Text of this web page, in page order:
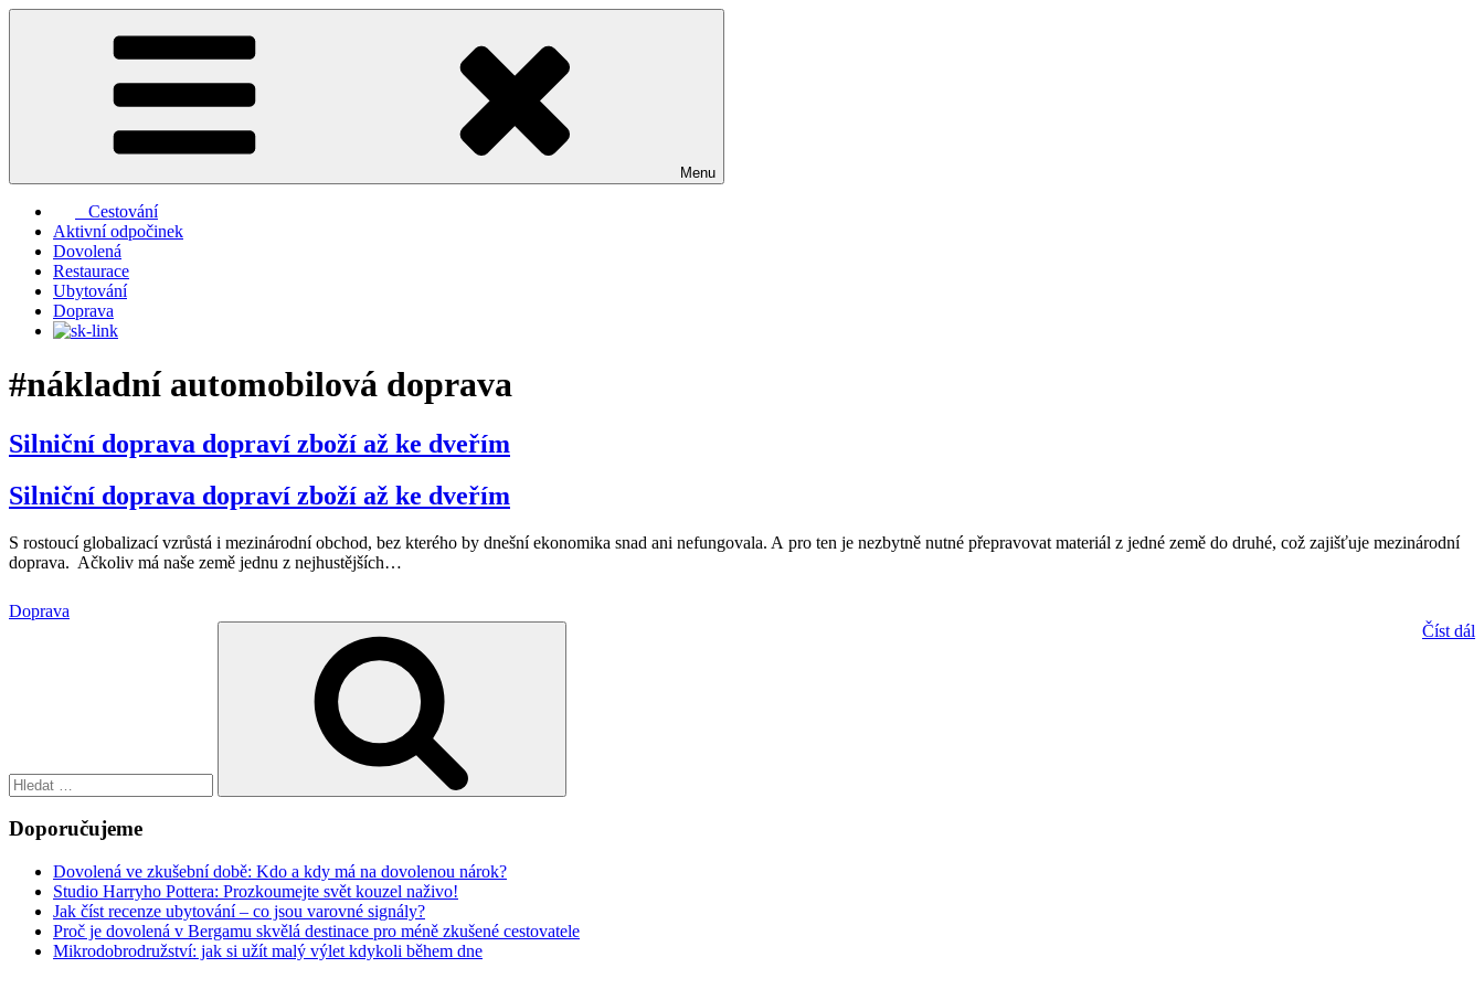
Přejít
Menu
Cestování
Aktivní odpočinek
Dovolená
Restaurace
Ubytování
Doprava
#nákladní automobilová doprava
Silniční doprava dopraví zboží až ke dveřím
Silniční doprava dopraví zboží až ke dveřím
S rostoucí globalizací vzrůstá i mezinárodní obchod, bez kterého by dnešní ekonomika snad ani nefungovala. A pro ten je nezbytně nutné přepravovat materiál z jedné země do druhé, což zajišťuje mezinárodní
doprava. Ačkoliv má naše země jednu z nejhustějších…
Doprava
Číst dál
Doporučujeme
Dovolená ve zkušební době: Kdo a kdy má na dovolenou nárok?
Studio Harryho Pottera: Prozkoumejte svět kouzel naživo!
Jak číst recenze ubytování – co jsou varovné signály?
Proč je dovolená v Bergamu skvělá destinace pro méně zkušené cestovatele
Mikrodobrodružství: jak si užít malý výlet kdykoli během dne